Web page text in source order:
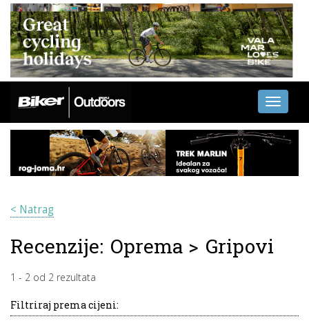
Toggle
< Natrag
Recenzije: Oprema > Gripovi
1 - 2 od 2 rezultata
Filtriraj prema cijeni: